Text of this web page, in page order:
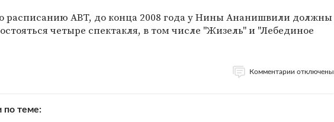
расписанию ABT, до конца 2008 года у Нины Ананишвили должны
четыре спектакля, в том числе "Жизель" и "Лебединое
Комментарии отключены
по теме